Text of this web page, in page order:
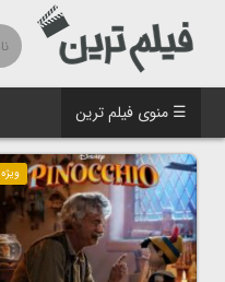
☰ منوی فیلم ترین
ویژه